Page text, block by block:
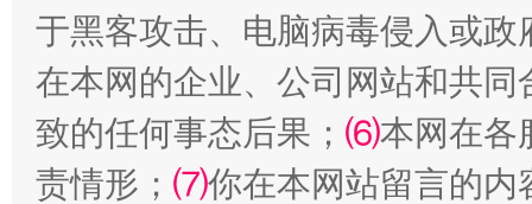
国家大学科技园优化重塑工作
于黑客攻击、电脑病毒侵入或
在本网的企业、公司网站和共
致的任何事态后果； ⑹本网在各
责情形； ⑺你在本网站留言的内